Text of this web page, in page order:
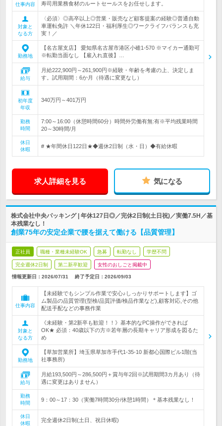
仕事内容
寿司用業務食材のルートセールスをお任せします。
対象と
なる方
〈必須〉◎高卒以上◎営業・販売など顧客提案の経験◎普通自動
車運転免許 ＼年休122日・福利厚生◎ワークライフバランスも充
実！／
勤務地
【名古屋支店】 愛知県名古屋市港区小碓1-570 ※マイカー通勤可
※転勤当面なし 【雇入れ直後】…
給与
月給222,900円～261,900円※経験・年齢を考慮の上、決定しま
す。試用期間：6か月（待遇に変更なし）
初年度
年収
340万円～401万円
勤務
時間
7:00～16:00（休憩時間60分）時間外労働有無:有※平均残業時間
20～30時間/月
休日
休暇
# ★年間休日122日★◆週休2日制（水・日）◆有給休暇
求人詳細を見る 気になる
株式会社中央パッキング | 年休127日◎／完休2日制(土日祝)／実働7.5H／基
本残業なし！
創業75年の安定企業で腰を据えて働ける【品質管理】
正社員 職種・業種未経験OK 急募 転勤なし 学歴不問
完全週休2日制 第二新卒歓迎 女性のおしごと掲載中
情報更新日：2026/07/31 終了予定日： 2026/09/03
仕事内容
【未経験でもシンプル作業で安心♪しっかりサポートします】ゴ
ム製品の品質管理(型検/品質評価/検品作業など),顧客対応,その他
配送手配などの事務作業
対象と
なる方
《未経験・第2新卒も歓迎！！》基本的なPC操作ができれば
OK★ 必須：40歳以下の方※若年層の長期キャリア形成を図るた
め
勤務地
【草加営業所】埼玉県草加市手代1-35-10 新都心国際ビル1階(当
社事務所)
給与
月給193,500円～286,500円＋賞与年2回※試用期間3カ月あり（待
遇に変更はありません）
勤務
時間
9：00～17：30（実働7時間30分/休憩1時間）＊基本残業なし！
休日
休暇
完全週休2日制(土日、祝日休暇)